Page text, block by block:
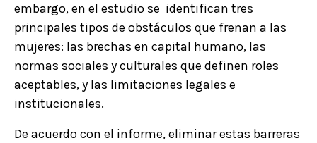
embargo, en el estudio se identifican tres
principales tipos de obstáculos que frenan a las
mujeres: las brechas en capital humano, las
normas sociales y culturales que definen roles
aceptables, y las limitaciones legales e
institucionales.
De acuerdo con el informe, eliminar estas barreras